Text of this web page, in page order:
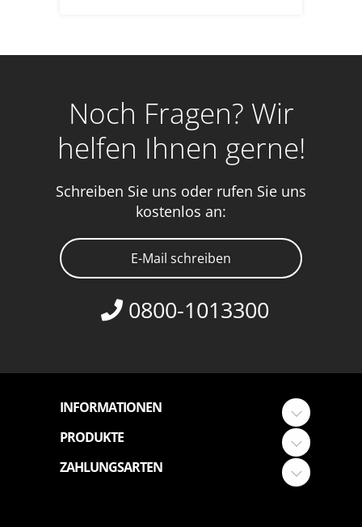
Noch Fragen? Wir
helfen Ihnen gerne!
Schreiben Sie uns oder rufen Sie uns
kostenlos an:
E-Mail schreiben
0800-1013300
INFORMATIONEN
PRODUKTE
ZAHLUNGSARTEN